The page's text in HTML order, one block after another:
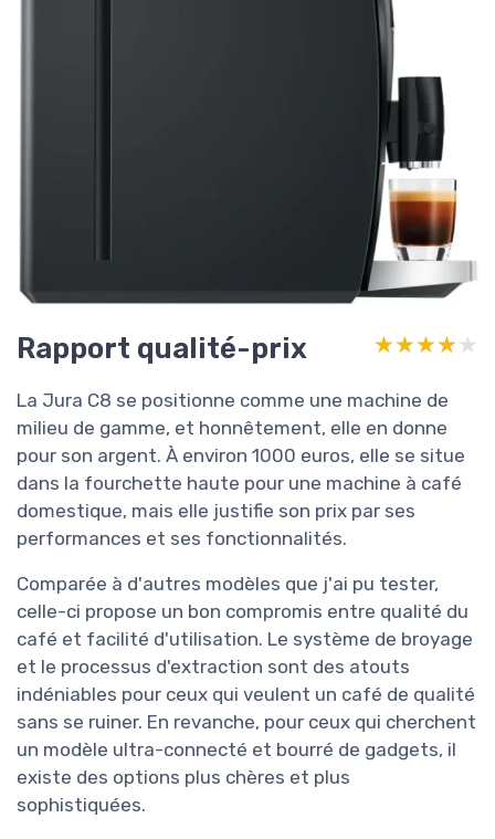
Rapport qualité-prix ★★★★★
★★★★★
La Jura C8 se positionne comme une machine de
milieu de gamme, et honnêtement, elle en donne
pour son argent. À environ 1000 euros, elle se situe
dans la fourchette haute pour une machine à café
domestique, mais elle justifie son prix par ses
performances et ses fonctionnalités.
Comparée à d'autres modèles que j'ai pu tester,
celle-ci propose un bon compromis entre qualité du
café et facilité d'utilisation. Le système de broyage
et le processus d'extraction sont des atouts
indéniables pour ceux qui veulent un café de qualité
sans se ruiner. En revanche, pour ceux qui cherchent
un modèle ultra-connecté et bourré de gadgets, il
existe des options plus chères et plus
sophistiquées.